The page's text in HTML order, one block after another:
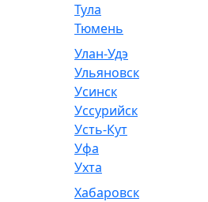
Тула
Тюмень
Улан-Удэ
Ульяновск
Усинск
Уссурийск
Усть-Кут
Уфа
Ухта
Хабаровск